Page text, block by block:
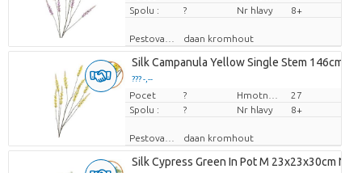
Spolu :
? Nr hlavy 8+
daan kromhout
Silk Campanula Yellow Single Stem 146cm Nm
??? -,--
Cena za kus
Pocet ?
27
Spolu :
? Nr hlavy 8+
daan kromhout
Silk Cypress Green In Pot M 23x23x30cm Nm